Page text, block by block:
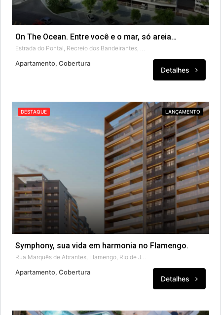
On The Ocean. Entre você e o mar, só areia…
Apartamento, Cobertura
Detalhes
DESTAQUE LANÇAMENTO
Symphony, sua vida em harmonia no Flamengo.
Apartamento, Cobertura
Detalhes